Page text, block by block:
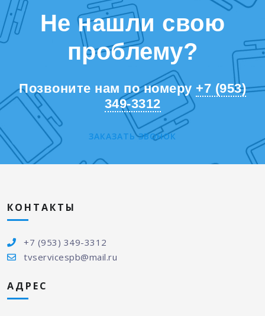
Не нашли свою
проблему?
Позвоните нам по номеру +7 (953)
349-3312
ЗАКАЗАТЬ ЗВОНОК
КОНТАКТЫ
+7 (953) 349-3312
tvservicespb@mail.ru
АДРЕС